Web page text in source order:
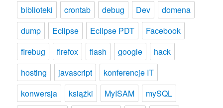
biblioteki
crontab debug Dev
domena
dump
Eclipse Eclipse PDT
Facebook
firebug
firefox flash google
hack
hosting
javascript
konferencje IT
konwersja
książki MyISAM
mySQL